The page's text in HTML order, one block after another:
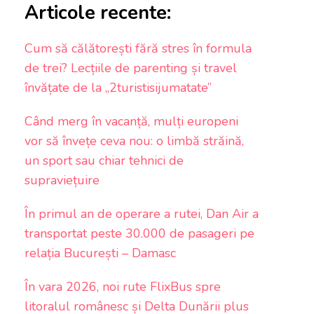
Articole recente:
Cum să călătorești fără stres în formula
de trei? Lecțiile de parenting și travel
învățate de la „2turistisijumatate”
Când merg în vacanță, mulți europeni
vor să învețe ceva nou: o limbă străină,
un sport sau chiar tehnici de
supraviețuire
În primul an de operare a rutei, Dan Air a
transportat peste 30.000 de pasageri pe
relația București – Damasc
În vara 2026, noi rute FlixBus spre
litoralul românesc și Delta Dunării plus